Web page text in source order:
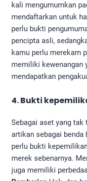
kali mengumumkan
mendaftarkan untuk
perlu bukti
pencipta asli,
kamu perlu merekam
memiliki kewenangan
mendapatkan
4. Bukti
Sebagai aset yang
artikan sebagai benda
perlu bukti
merek sebenarnya.
juga memiliki